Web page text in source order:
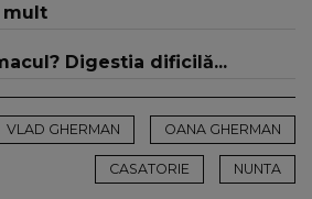
mult
Digestia dificilă...
VLAD GHERMAN OANA GHERMAN
CASATORIE NUNTA